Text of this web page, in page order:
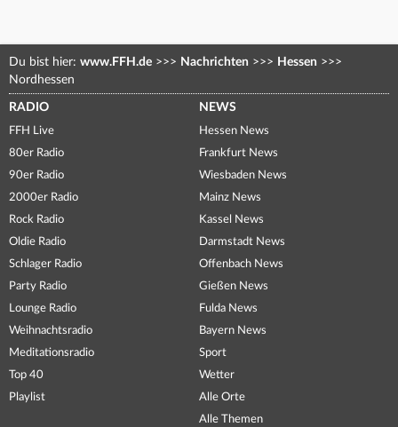
Du bist hier: www.FFH.de >>> Nachrichten >>> Hessen >>>
Nordhessen
RADIO
FFH Live
80er Radio
90er Radio
2000er Radio
Rock Radio
Oldie Radio
Schlager Radio
Party Radio
Lounge Radio
Weihnachtsradio
Meditationsradio
Top 40
Playlist
NEWS
Hessen News
Frankfurt News
Wiesbaden News
Mainz News
Kassel News
Darmstadt News
Offenbach News
Gießen News
Fulda News
Bayern News
Sport
Wetter
Alle Orte
Alle Themen